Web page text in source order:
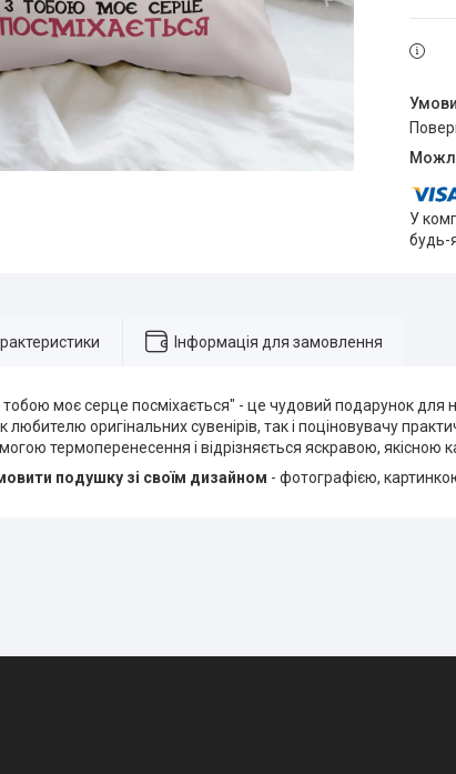
У
будь-
Інформація для замовлення
моє серце посміхається" - це чудовий подарунок для
любителю оригінальних сувенірів, так і поціновувачу
термоперенесення і відрізняється яскравою, якісною
подушку зі своїм дизайном - фотографією,